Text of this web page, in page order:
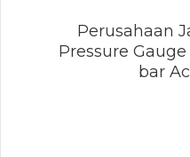
Perusahaan
Pressure
bar